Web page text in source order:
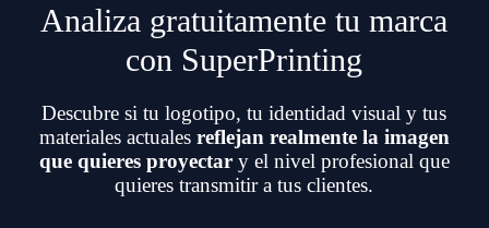
Analiza gratuitamente tu marca
con SuperPrinting
Descubre si tu logotipo, tu identidad visual y tus
materiales actuales reflejan realmente la imagen
que quieres proyectary el nivel profesional que
quieres transmitir a tus clientes.